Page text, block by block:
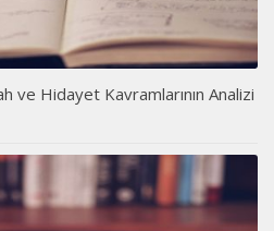
ve Hidayet Kavramlarının Analizi